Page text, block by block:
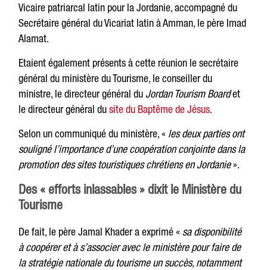
Vicaire patriarcal latin pour la Jordanie, accompagné du
Secrétaire général du Vicariat latin à Amman, le père Imad
Alamat.
Etaient également présents à cette réunion le secrétaire
général du ministère du Tourisme, le conseiller du
ministre, le directeur général du Jordan Tourism Boardet
le directeur général dusite du Baptême de Jésus.
Selon un communiqué du ministère, « les deux parties ont
souligné l’importance d’une coopération conjointe dans la
promotion des sites touristiques chrétiens en Jordanie».
Des « efforts inlassables » dixit le Ministère du
Tourisme
De fait, le père Jamal Khader a exprimé « sa disponibilité
à coopérer et à s’associer avec le ministère pour faire de
la stratégie nationale du tourisme un succès, notamment